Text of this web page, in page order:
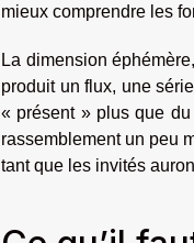
mieux comprendre les
La dimension
produit un flux, une
« présent » plus que
rassemblement un peu
tant que les invités